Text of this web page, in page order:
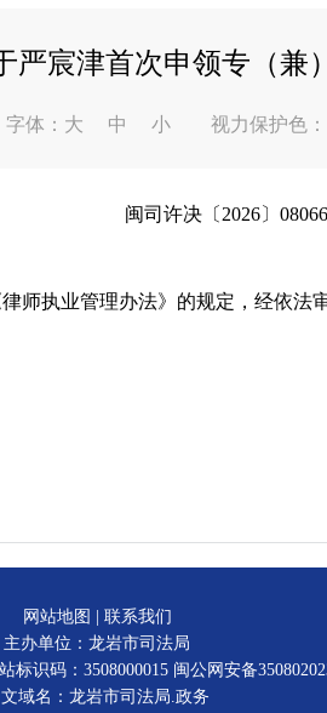
严宸津首次申领专（兼
字体： 大 中 小 视力保护色：
闽司许决〔2026〕
执业管理办法》的规定，经依法
网站地图
联系我们
主办单位：龙岩市司法局
标识码：3508000015 闽公网安备
域名：龙岩市司法局.政务